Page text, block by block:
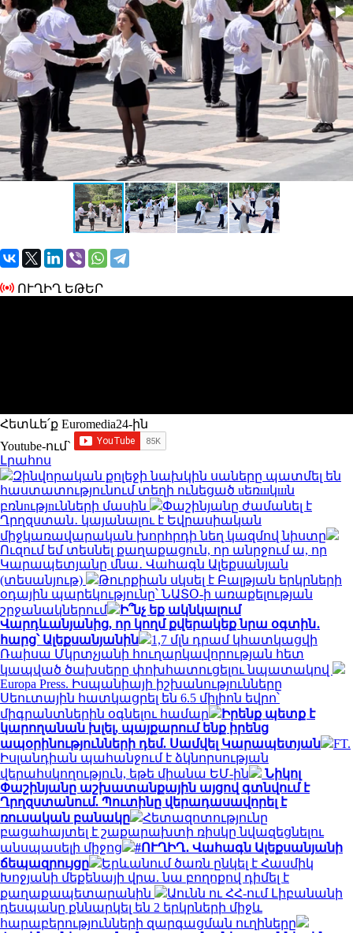
ՈՒՂԻՂ ԵԹԵՐ
Հետևե՛ք Euromedia24-ին
Youtube-ում`
Լրահոս
Զինվորական քոլեջի նախկին սաները պատմել են
հաստատությունում տեղի ունեցած uեռшկшն
բռնnւթյnւնների մասին
Փաշինյանը ժամանել է
Ղրղզստան․ կայանալու է Եվրասիական
միջկառավարական խորհրդի նեղ կազմով նիստը
Ուզում եմ տեսնել քաղաքացուն, որ անրջում ա, որ
Կարապետյանը մնա․ Վահագն Ալեքսանյան
(տեսանյութ)
Թուրքիան սկսել է Բալթյան երկրների
օդային պարեկությունը՝ ՆԱՏՕ-ի առաքելության
շրջանակներում
Ի՞նչ եք ակնկալում
Վարդևանյանից, որ կողմ քվերակեք նրա օգտին․
հարց՝ Ալեքսանյանին
1,7 մլն դրամ կհատկացվի
Ռաիսա Մկրտչյանի հուղարկավորության հետ
կապված ծախսերը փոխհատուցելու նպատակով
Europa Press. Իսպանիայի իշխանությունները
Սեուտային հատկացրել են 6.5 միլիոն եվրո՝
միգրանտներին օգնելու համար
Իրենք պետք է
կարողանան խլել, պայքարում ենք իրենց
ապօրինությունների դեմ. Սամվել Կարապետյան
FT.
Իսլանդիան պահանջում է ձկնորսության
վերահսկողություն, եթե միանա ԵՄ-ին
Նիկոլ
Փաշինյանը աշխատանքային այցով գտնվում է
Ղրղզստանում. Պուտինը վերադասավորել է
ռուսական բանակը
Հետազոտությունը
բացահայտել է շաքարախտի ռիսկը նվազեցնելու
անսպասելի միջոց
#ՈՒՂԻՂ․ Վահագն Ալեքսանյանի
ճեպազրույցը
Երևանում ծառն ընկել է Հասմիկ
Խոջյանի մեքենայի վրա. նա բողոքով դիմել է
քաղաքապետարանին
Աունն ու ՀՀ-ում Լիբանանի
դեսպանը քննարկել են 2 երկրների միջև
հարաբերությունների զարգացման ուղիները